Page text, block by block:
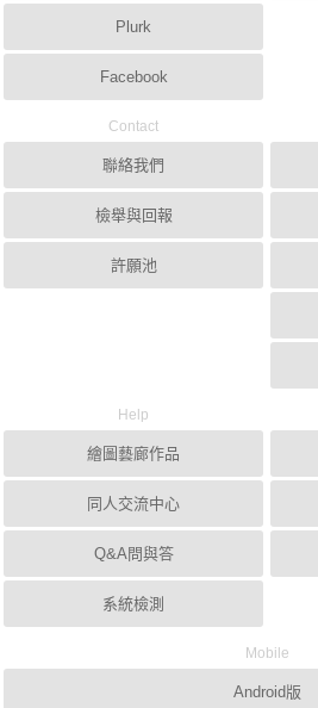
Plurk
Facebook
Contact
聯絡我們
檢舉與回報
許願池
Help
繪圖藝廊作品
同人交流中心
Q&A問與答
系統檢測
Mobile
Android版